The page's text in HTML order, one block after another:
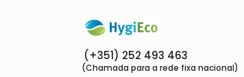
(+351) 252 493 463
(Chamada para a rede fixa nacional)